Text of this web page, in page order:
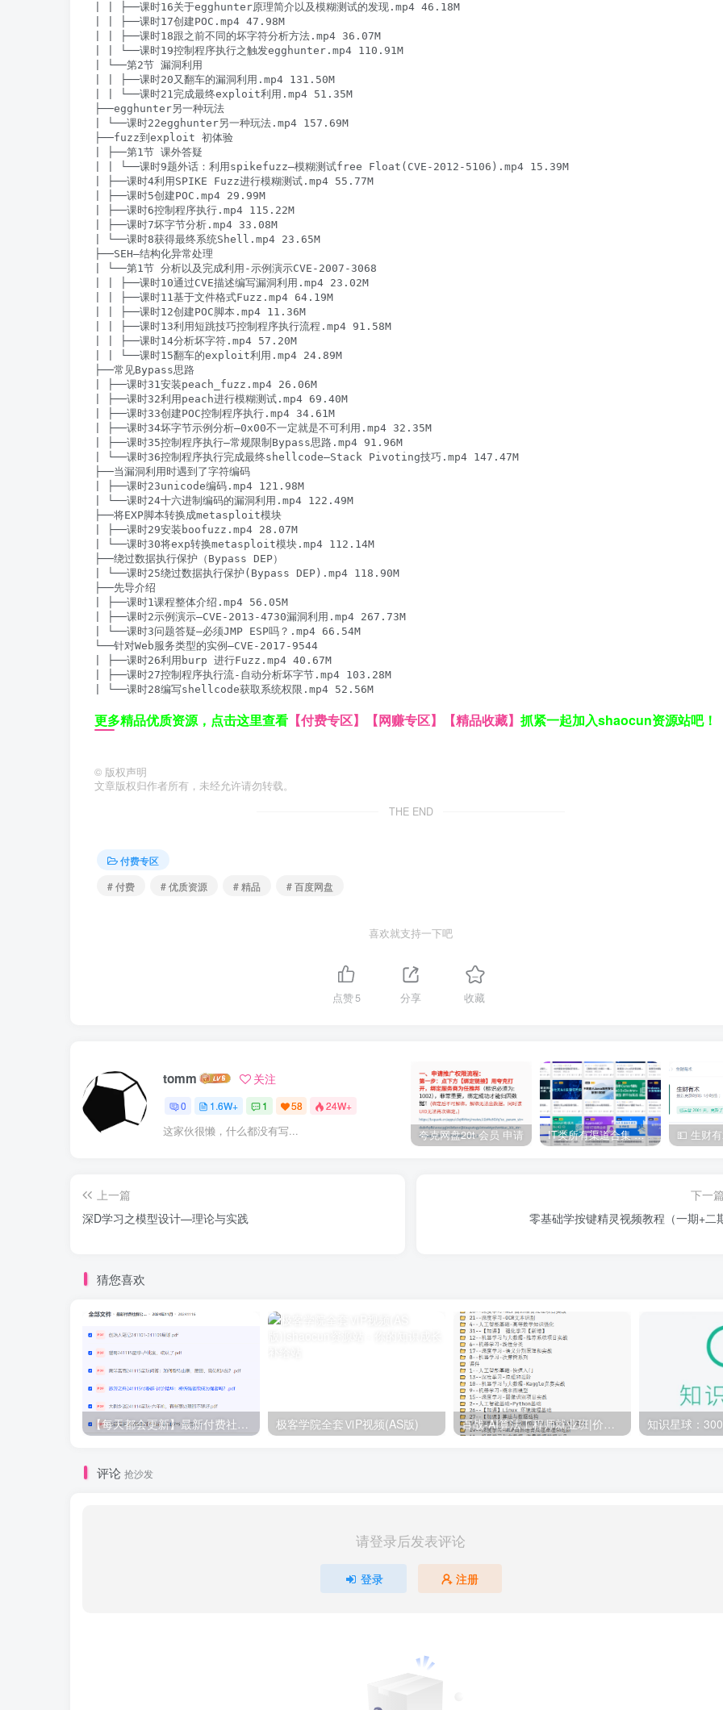
| | ├──课时16关于egghunter原理简介以及模糊测试的发现.mp4 46.18M
| | ├──课时17创建POC.mp4 47.98M
| | ├──课时18跟之前不同的坏字符分析方法.mp4 36.07M
| | └──课时19控制程序执行之触发egghunter.mp4 110.91M
| └──第2节 漏洞利用
| | ├──课时20又翻车的漏洞利用.mp4 131.50M
| | └──课时21完成最终exploit利用.mp4 51.35M
├──egghunter另一种玩法
| └──课时22egghunter另一种玩法.mp4 157.69M
├──fuzz到exploit 初体验
| ├──第1节 课外答疑
| | └──课时9题外话：利用spikefuzz—模糊测试free Float(CVE-2012-5106).mp4 15.39M
| ├──课时4利用SPIKE Fuzz进行模糊测试.mp4 55.77M
| ├──课时5创建POC.mp4 29.99M
| ├──课时6控制程序执行.mp4 115.22M
| ├──课时7坏字节分析.mp4 33.08M
| └──课时8获得最终系统Shell.mp4 23.65M
├──SEH—结构化异常处理
| └──第1节 分析以及完成利用-示例演示CVE-2007-3068
| | ├──课时10通过CVE描述编写漏洞利用.mp4 23.02M
| | ├──课时11基于文件格式Fuzz.mp4 64.19M
| | ├──课时12创建POC脚本.mp4 11.36M
| | ├──课时13利用短跳技巧控制程序执行流程.mp4 91.58M
| | ├──课时14分析坏字符.mp4 57.20M
| | └──课时15翻车的exploit利用.mp4 24.89M
├──常见Bypass思路
| ├──课时31安装peach_fuzz.mp4 26.06M
| ├──课时32利用peach进行模糊测试.mp4 69.40M
| ├──课时33创建POC控制程序执行.mp4 34.61M
| ├──课时34坏字节示例分析—0x00不一定就是不可利用.mp4 32.35M
| ├──课时35控制程序执行—常规限制Bypass思路.mp4 91.96M
| └──课时36控制程序执行完成最终shellcode—Stack Pivoting技巧.mp4 147.47M
├──当漏洞利用时遇到了字符编码
| ├──课时23unicode编码.mp4 121.98M
| └──课时24十六进制编码的漏洞利用.mp4 122.49M
├──将EXP脚本转换成metasploit模块
| ├──课时29安装boofuzz.mp4 28.07M
| └──课时30将exp转换metasploit模块.mp4 112.14M
├──绕过数据执行保护（Bypass DEP）
| └──课时25绕过数据执行保护(Bypass DEP).mp4 118.90M
├──先导介绍
| ├──课时1课程整体介绍.mp4 56.05M
| ├──课时2示例演示—CVE-2013-4730漏洞利用.mp4 267.73M
| └──课时3问题答疑—必须JMP ESP吗？.mp4 66.54M
└──针对Web服务类型的实例—CVE-2017-9544
| ├──课时26利用burp 进行Fuzz.mp4 40.67M
| ├──课时27控制程序执行流-自动分析坏字节.mp4 103.28M
更多精品优质资源，点击这里查看 【付费专区】 【网赚专区】 【精品收藏】 抓紧一起加入shaocun资源站吧！
© 版权声明
文章版权归作者所有，未经允许请勿转载。
THE END
付费专区
# 付费
# 优质资源 # 精品 # 百度网盘
喜欢就支持一下吧
点赞5 分享 收藏
tomm 关注
0 1.6W+ 1 58 24W+
这家伙很懒，什么都没有写... 夸克网盘20t 会员 申请 IT类所有渠道合集 持续日更，目前近四千多条资源 年费用户微信私信获取权限
上一篇
深D学习之模型设计—理论与实践
下一篇
零基础学按键精灵视频教程（一期+二
猜您喜欢
【每天都会更新】最新付费社群公众号文章 极客学院全套ⅥP视频(AS版) 百战-AI算法工程师就业班|价值18980元|冲击百万年薪|完结无秘
评论 抢沙发
请登录后发表评论
登录 注册